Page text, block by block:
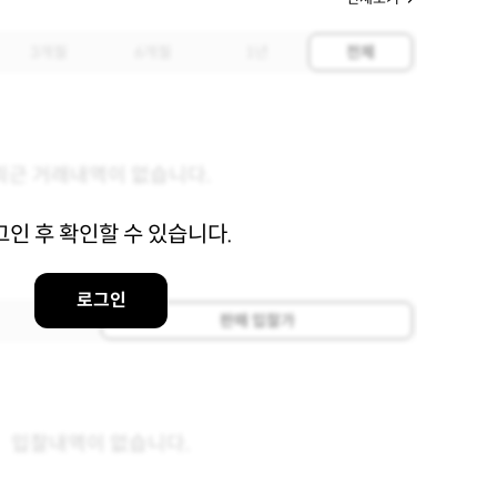
인 후 확인할 수 있습니다.
로그인
전체
판매 입찰가